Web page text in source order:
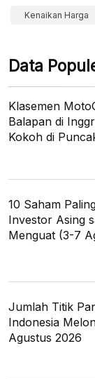
Kenaikan Harga
Data
Klasemen
Balapan di
Kokoh di
10 Saham
Investor Asing
Menguat (3-7
Jumlah Titik
Indonesia
Agustus 2026